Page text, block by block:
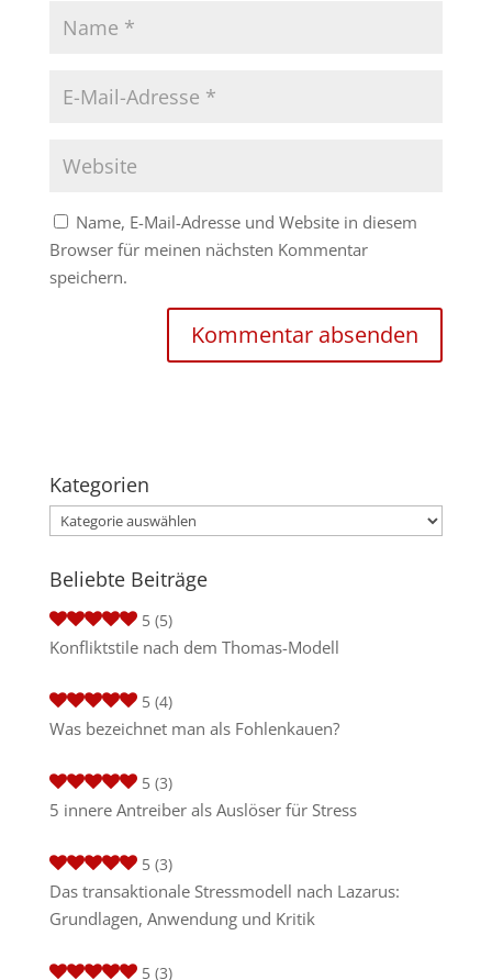
Name, E-Mail-Adresse und Website in diesem
Browser für meinen nächsten Kommentar
speichern.
Kategorien
Kategorien
Beliebte Beiträge
5 (5)
Konfliktstile nach dem Thomas-Modell
5 (4)
Was bezeichnet man als Fohlenkauen?
5 (3)
5 innere Antreiber als Auslöser für Stress
5 (3)
Das transaktionale Stressmodell nach Lazarus:
Grundlagen, Anwendung und Kritik
5 (3)